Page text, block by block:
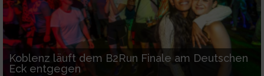
Koblenz läuft dem B2Run Finale am Deutschen
Eck entgegen